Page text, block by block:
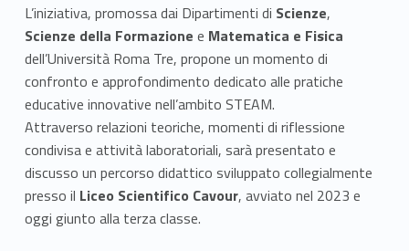
L’iniziativa, promossa dai Dipartimenti di Scienze,
Scienze della Formazione e Matematica e Fisica
dell’Università Roma Tre, propone un momento di
confronto e approfondimento dedicato alle pratiche
educative innovative nell’ambito STEAM.
Attraverso relazioni teoriche, momenti di riflessione
condivisa e attività laboratoriali, sarà presentato e
discusso un percorso didattico sviluppato collegialmente
presso il Liceo Scientifico Cavour, avviato nel 2023 e
oggi giunto alla terza classe.